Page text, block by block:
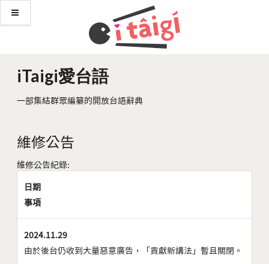
iTaigi愛台語
一部集結群眾編纂的開放台語辭典
維修公告
維修公告紀錄:
日期
事項
2024.11.29
由於後台仍收到大量惡意廣告，「貢獻新講法」暫且關閉。